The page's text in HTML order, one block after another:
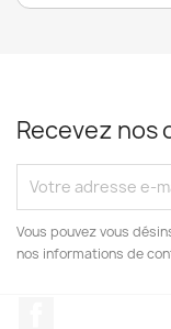
Recevez nos
Vous pouvez vous
nos informations de